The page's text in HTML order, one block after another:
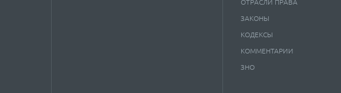
ОТРАСЛИ ПРАВА
ЗАКОНЫ
КОДЕКСЫ
КОММЕНТАРИИ
ЗНО